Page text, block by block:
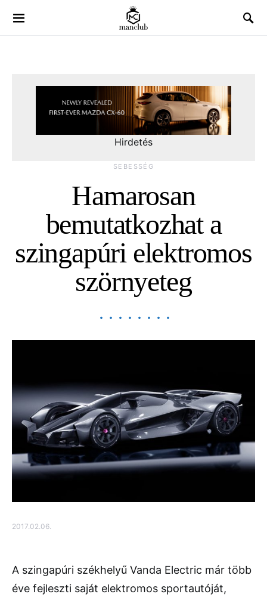
Hirdetés
SEBESSÉG
Hamarosan
bemutatkozhat a
szingapúri elektromos
szörnyeteg
2017.02.06.
A szingapúri székhelyű Vanda Electric már több
éve fejleszti saját elektromos sportautóját,